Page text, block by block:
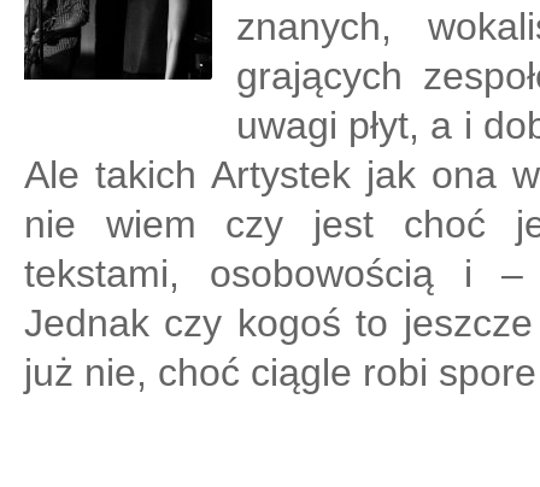
znanych,
grających
uwagi płyt, a i
Ale takich Artystek jak ona
nie wiem czy jest choć
tekstami, osobowością i –
Jednak czy kogoś to
już nie, choć ciągle robi